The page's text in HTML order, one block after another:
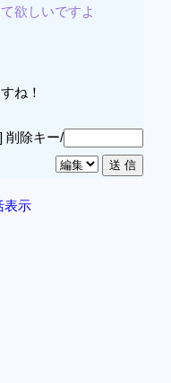
欲しいですよ
ね！
削除キー/
表示